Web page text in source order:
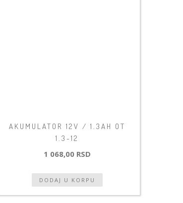
AKUMULATOR 12V / 1.3AH OT
1.3-12
1 068,00 RSD